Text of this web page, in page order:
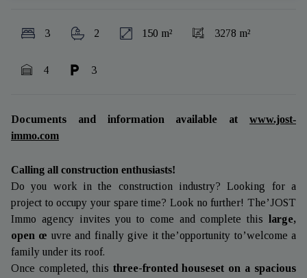
3 2 150 m² 3278 m²
4 3
Documents and information available at www.jost-
immo.com
Calling all construction enthusiasts!
Do you work in the construction industry? Looking for a
project to occupy your spare time? Look no further! The’JOST
Immo agency invites you to come and complete this large,
open œ uvre and finally give it the’opportunity to’welcome a
family under its roof.
Once completed, this three-fronted houseset on a spacious